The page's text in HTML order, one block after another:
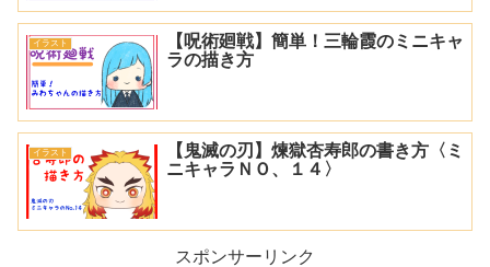
イラスト
【呪術廻戦】簡単！三輪霞のミニキャ
ラの描き方
イラスト
【鬼滅の刃】煉獄杏寿郎の書き方〈ミ
ニキャラＮＯ、１４〉
スポンサーリンク